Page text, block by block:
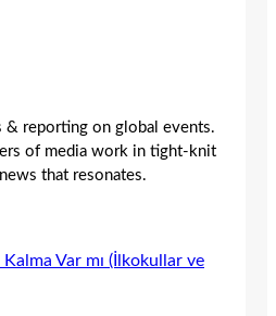
reporting on global events.
of media work in tight-knit
that resonates.
Kalma Var mı (İlkokullar ve